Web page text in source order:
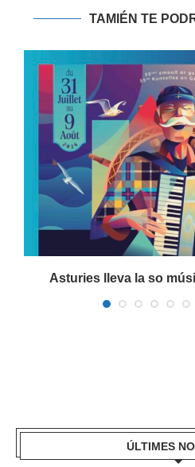
TAMIÉN TE
Asturies lleva la so
ÚLTIMES